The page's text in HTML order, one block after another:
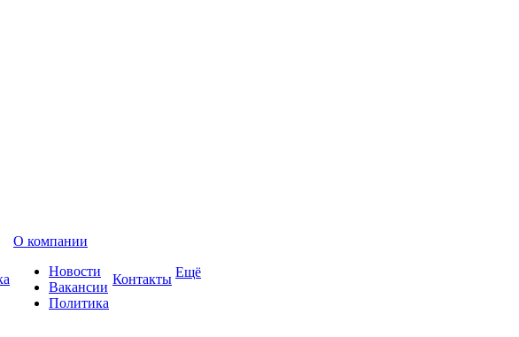
О компании
Новости
Вакансии
Политика
Контакты Ещё